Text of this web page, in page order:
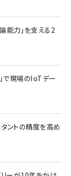
能力」を支える2
で現場のIoTデー
ントの精度を高め